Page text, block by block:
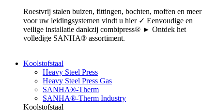
Roestvrij stalen buizen, fittingen, bochten, moffen en meer
voor uw leidingsystemen vindt u hier ✓ Eenvoudige en
veilige installatie dankzij combipress® ► Ontdek het
volledige SANHA® assortiment.
Koolstofstaal
Heavy Steel Press
Heavy Steel Press Gas
SANHA®-Therm
SANHA®-Therm Industry
Koolstofstaal